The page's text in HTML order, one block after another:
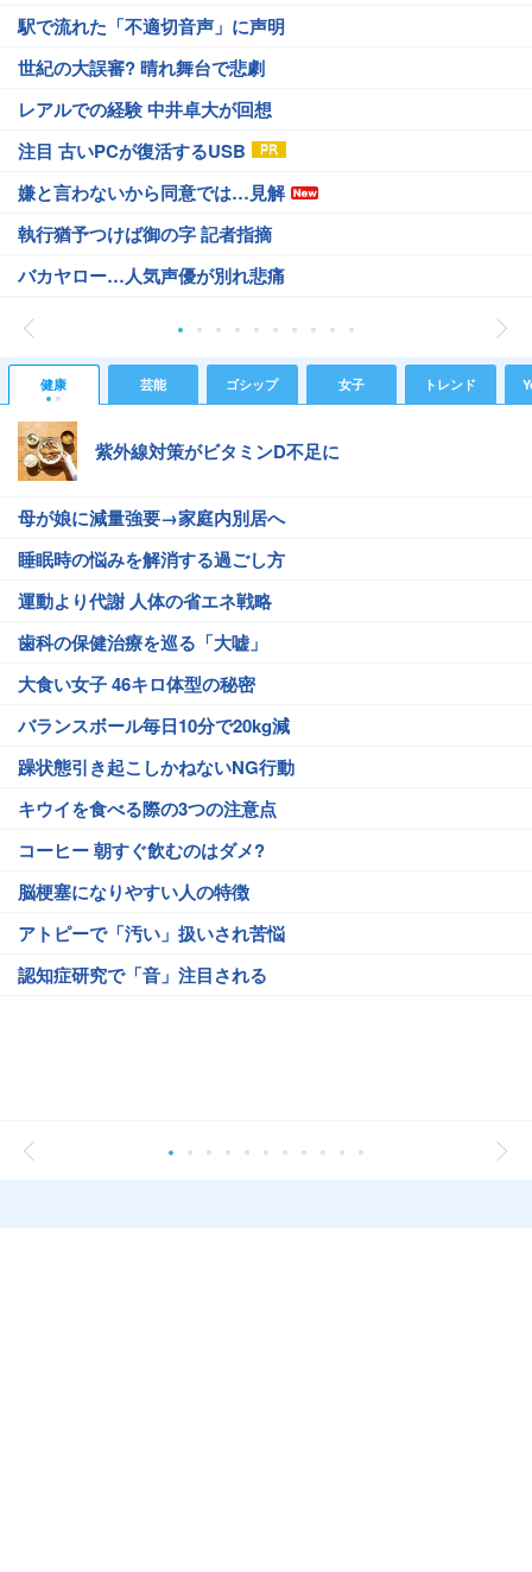
駅で流れた「不適切音声」に声明
世紀の大誤審? 晴れ舞台で悲劇
レアルでの経験 中井卓大が回想
注目 古いPCが復活するUSB
嫌と言わないから同意では…見解
執行猶予つけば御の字 記者指摘
バカヤロー…人気声優が別れ悲痛
健康 芸能 ゴシップ 女子 トレンド
紫外線対策がビタミンD不足に
母が娘に減量強要→家庭内別居へ
睡眠時の悩みを解消する過ごし方
運動より代謝 人体の省エネ戦略
歯科の保健治療を巡る「大嘘」
大食い女子 46キロ体型の秘密
バランスボール毎日10分で20kg減
躁状態引き起こしかねないNG行動
キウイを食べる際の3つの注意点
コーヒー 朝すぐ飲むのはダメ?
脳梗塞になりやすい人の特徴
アトピーで「汚い」扱いされ苦悩
認知症研究で「音」注目される